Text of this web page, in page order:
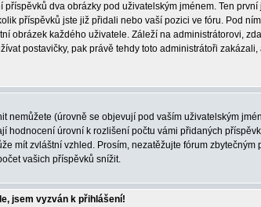
dva obrázky pod uživatelským jménem. Ten
příspěvků jste již přidali nebo vaší pozici ve fóru. Pod
obrázek každého uživatele. Záleží na administrátorovi,
postavičky, pak právě tehdy toto administrátoři
nemůžete (úrovně se objevují pod vaším uživatelským
hodnocení úrovní k rozlišení počtu vámi přidaných
mít zvláštní vzhled. Prosím, nezatěžujte fórum
vašich příspěvků snížit.
jsem vyzván k přihlášení!